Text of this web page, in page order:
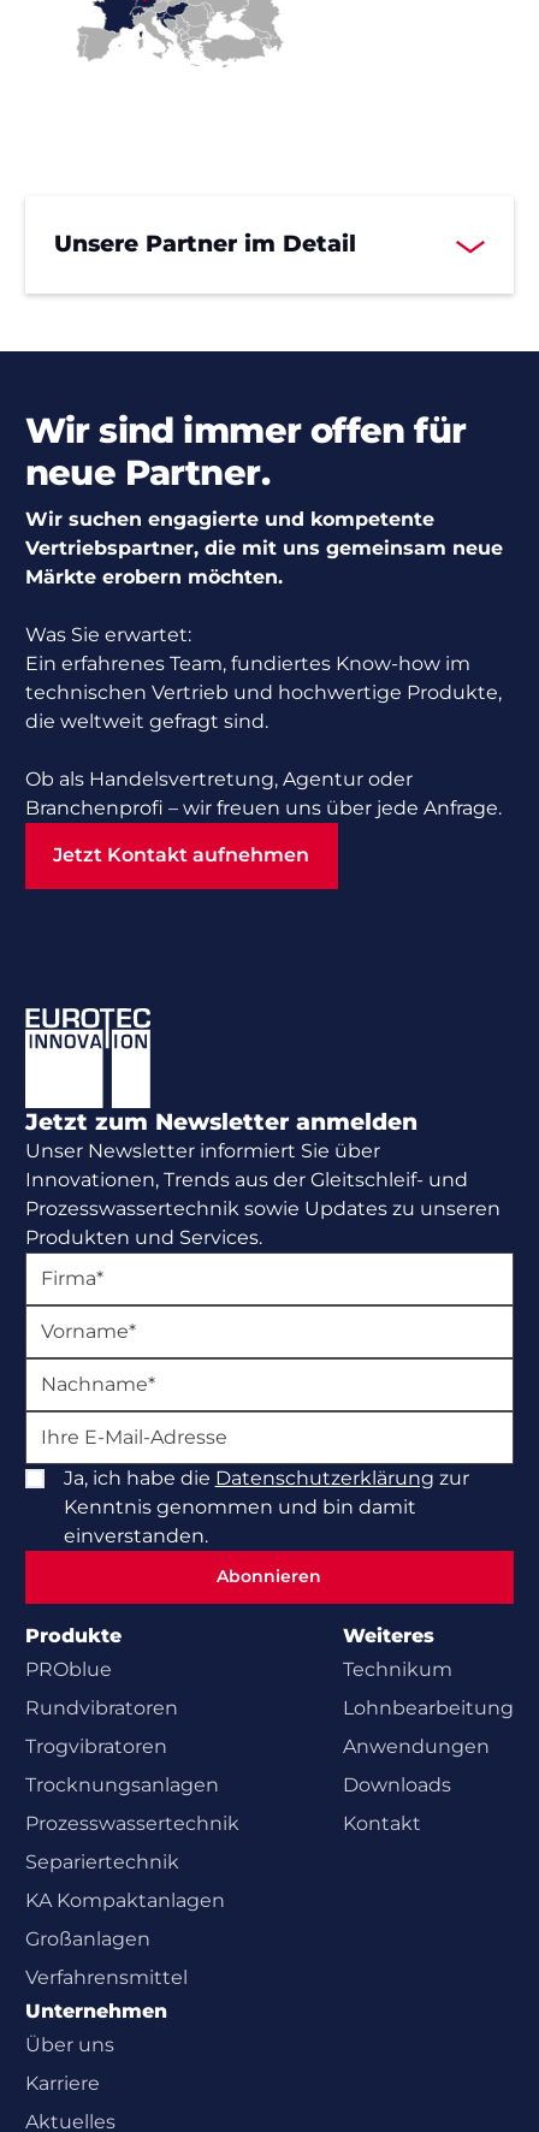
Unsere Partner im Detail
Wir sind immer offen für
neue Partner.
Wir suchen engagierte und kompetente
Vertriebspartner, die mit uns gemeinsam neue
Märkte erobern möchten.
Was Sie erwartet:
Ein erfahrenes Team, fundiertes Know-how im
technischen Vertrieb und hochwertige Produkte,
die weltweit gefragt sind.
Ob als Handelsvertretung, Agentur oder
Branchenprofi – wir freuen uns über jede Anfrage.
Jetzt Kontakt aufnehmen
Jetzt zum Newsletter anmelden
Unser Newsletter informiert Sie über
Innovationen, Trends aus der Gleitschleif- und
Prozesswassertechnik sowie Updates zu unseren
Produkten und Services.
Ja, ich habe die Datenschutzerklärung zur
Kenntnis genommen und bin damit
einverstanden.
Abonnieren
Produkte
PROblue
Rundvibratoren
Trogvibratoren
Trocknungsanlagen
Prozesswasser­technik
Separiertechnik
KA Kompaktanlagen
Großanlagen
Verfahrensmittel
Weiteres
Technikum
Lohnbearbeitung
Anwendungen
Downloads
Kontakt
Unternehmen
Über uns
Karriere
Aktuelles